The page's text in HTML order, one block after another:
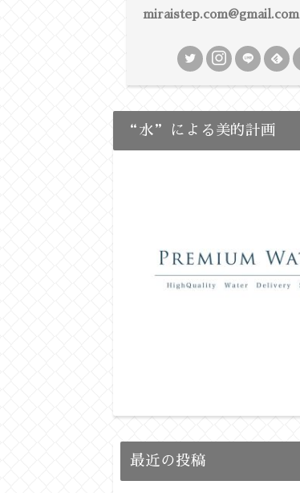
miraistep.com@gmail.com
“水”による美的計画
最近の投稿